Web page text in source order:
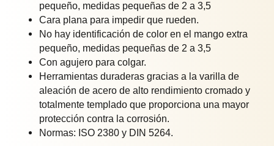
pequeño, medidas pequeñas de 2 a 3,5
Cara plana para impedir que rueden.
No hay identificación de color en el mango extra
pequeño, medidas pequeñas de 2 a 3,5
Con agujero para colgar.
Herramientas duraderas gracias a la varilla de
aleación de acero de alto rendimiento cromado y
totalmente templado que proporciona una mayor
protección contra la corrosión.
Normas: ISO 2380 y DIN 5264.